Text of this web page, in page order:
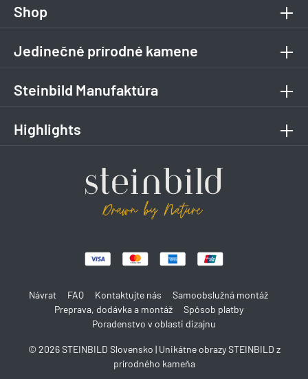
Shop
Jedinečné prírodné kamene
Steinbild Manufaktúra
Highlights
© 2026 STEINBILD Slovensko | Unikátne obrazy STEINBILD z
prírodného kameňa
Návrat FAQ Kontaktujte nás
Samoobslužná montáž
Preprava, dodávka a montáž
Spôsob platby
Poradenstvo v oblasti dizajnu